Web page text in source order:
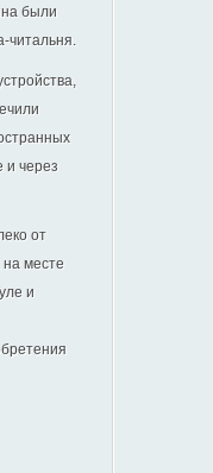
были
читальня.
и через
от
месте
и